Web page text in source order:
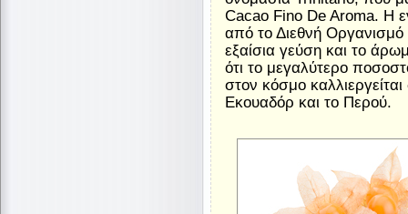
Cacao Fino De Aroma. Η
από το Διεθνή
εξαίσια γεύση και το
ότι το μεγαλύτερο
στον κόσμο
Εκουαδόρ και το Περού.